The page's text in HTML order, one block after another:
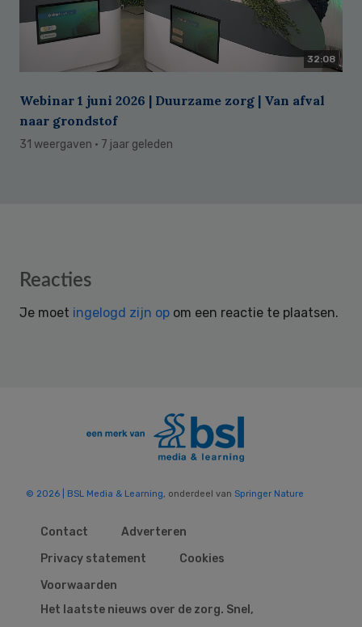
32:08
Webinar 1 juni 2026 | Duurzame zorg | Van afval
naar grondstof
31 weergaven · 7 jaar geleden
Reader
Reacties
Je moet ingelogd zijn op om een reactie te plaatsen.
© 2026 | BSL Media & Learning, onderdeel van Springer Nature
Contact
Adverteren
Privacy statement
Cookies
Voorwaarden
Het laatste nieuws over de zorg. Snel,